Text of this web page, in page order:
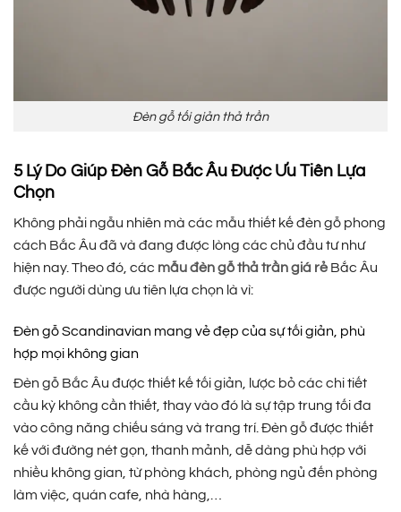
Đèn gỗ tối giản thả trần
5 Lý Do Giúp Đèn Gỗ Bắc Âu Được Ưu Tiên Lựa
Chọn
Không phải ngẫu nhiên mà các mẫu thiết kế đèn gỗ phong
cách Bắc Âu đã và đang được lòng các chủ đầu tư như
hiện nay. Theo đó, các mẫu đèn gỗ thả trần giá rẻ Bắc Âu
được người dùng ưu tiên lựa chọn là vì:
Đèn gỗ Scandinavian mang vẻ đẹp của sự tối giản, phù
hợp mọi không gian
Đèn gỗ Bắc Âu được thiết kế tối giản, lược bỏ các chi tiết
cầu kỳ không cần thiết, thay vào đó là sự tập trung tối đa
vào công năng chiếu sáng và trang trí. Đèn gỗ được thiết
kế với đường nét gọn, thanh mảnh, dễ dàng phù hợp với
nhiều không gian, từ phòng khách, phòng ngủ đến phòng
làm việc, quán cafe, nhà hàng,…